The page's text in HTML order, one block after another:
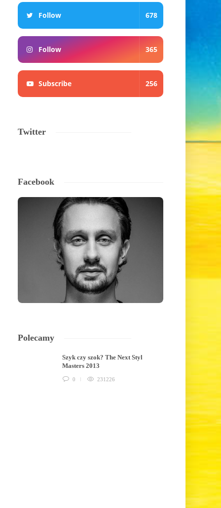
Follow 678
Follow 365
Subscribe 256
Twitter
Facebook
Polecamy
Szyk czy szok? The Next Styl
Masters 2013
0 231226